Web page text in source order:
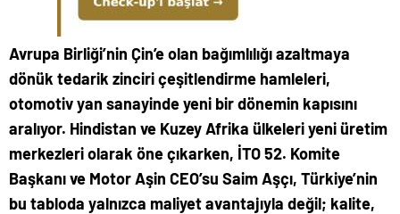
Avrupa Birliği’nin Çin’e olan bağımlılığı azaltmaya
dönük tedarik zinciri çeşitlendirme hamleleri,
otomotiv yan sanayinde yeni bir dönemin kapısını
aralıyor. Hindistan ve Kuzey Afrika ülkeleri yeni üretim
merkezleri olarak öne çıkarken, İTO 52. Komite
Başkanı ve Motor Aşin CEO’su Saim Aşçı, Türkiye’nin
bu tabloda yalnızca maliyet avantajıyla değil; kalite,